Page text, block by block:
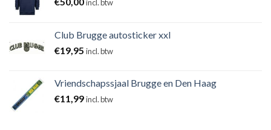
incl. btw
Club Brugge autosticker xxl
€19,95 incl. btw
Vriendschapssjaal Brugge en Den Haag
€11,99incl. btw